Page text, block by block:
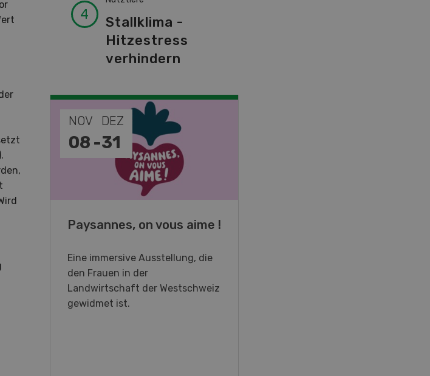
Stallklima -
Hitzestress
verhindern
NOV
08 -
DEZ
31
Paysannes, on vous aime !
Eine immersive Ausstellung, die
den Frauen in der
Landwirtschaft der Westschweiz
gewidmet ist.